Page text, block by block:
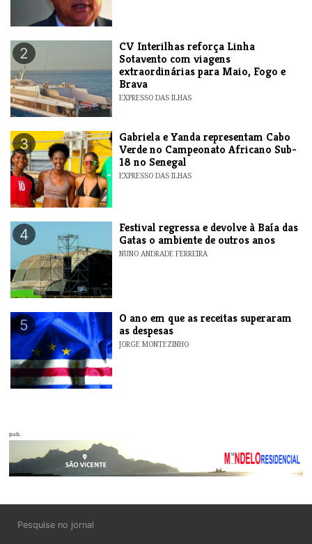
2
​CV Interilhas reforça Linha
Sotavento com viagens
extraordinárias para Maio, Fogo e
Brava
EXPRESSO DAS ILHAS
3
Gabriela e Yanda representam Cabo
Verde no Campeonato Africano Sub-
18 no Senegal
EXPRESSO DAS ILHAS
4
Festival regressa e devolve à Baía das
Gatas o ambiente de outros anos
NUNO ANDRADE FERREIRA
5
O ano em que as receitas superaram
as despesas
JORGE MONTEZINHO
pub.
Pesquise no jornal